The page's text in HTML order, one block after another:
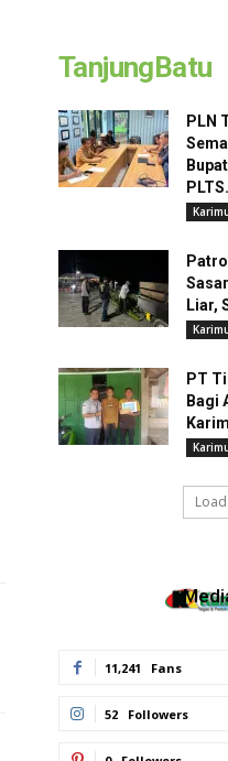
TanjungBatu
PLN
Liar,
PT
Bagi
11,241 Fans
52 Followers